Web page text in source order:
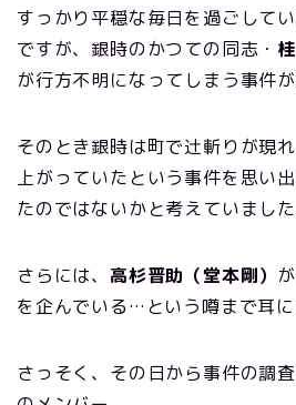
すっかり平穏な毎日を過ごして
ですが、銀時のかつての同志・
が行方不明になってしまう事件が
そのとき銀時は町で辻斬りが現
上がっていたという事件を思い
たのではないかと考えていました
さらには、 高杉晋助（堂本剛）
を企んでいる…という噂まで耳に
さっそく、その日から事件の調